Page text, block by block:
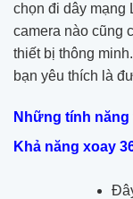
chọn đi dây mạng
camera nào cũng
thiết bị thông
bạn yêu thích là
Những tính
Khả năng xoay